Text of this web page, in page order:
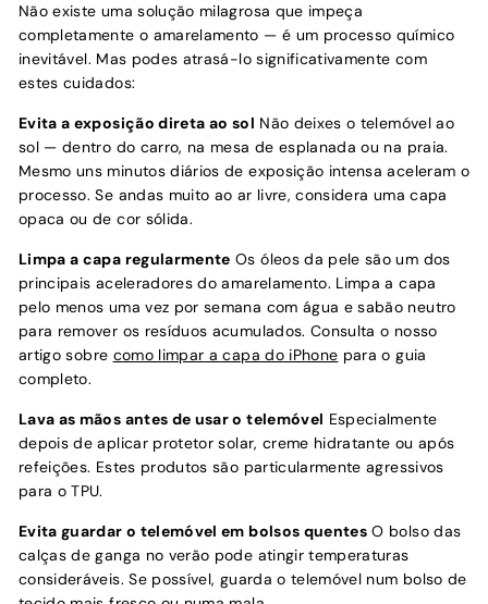
Não existe uma solução milagrosa que impeça
completamente o amarelamento — é um processo químico
inevitável. Mas podes atrasá-lo significativamente com
estes cuidados:
Evita a exposição direta ao sol Não deixes o telemóvel ao
sol — dentro do carro, na mesa de esplanada ou na praia.
Mesmo uns minutos diários de exposição intensa aceleram o
processo. Se andas muito ao ar livre, considera uma capa
opaca ou de cor sólida.
Limpa a capa regularmente Os óleos da pele são um dos
principais aceleradores do amarelamento. Limpa a capa
pelo menos uma vez por semana com água e sabão neutro
para remover os resíduos acumulados. Consulta o nosso
artigo sobre como limpar a capa do iPhone para o guia
completo.
Lava as mãos antes de usar o telemóvel Especialmente
depois de aplicar protetor solar, creme hidratante ou após
refeições. Estes produtos são particularmente agressivos
para o TPU.
Evita guardar o telemóvel em bolsos quentes O bolso das
calças de ganga no verão pode atingir temperaturas
consideráveis. Se possível, guarda o telemóvel num bolso de